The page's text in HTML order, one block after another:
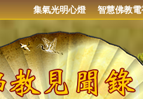
集氣光明心燈 智慧佛教電